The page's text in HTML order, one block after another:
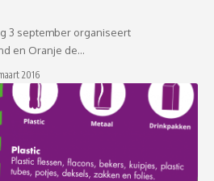
3 september organiseert
en Oranje de…
2016